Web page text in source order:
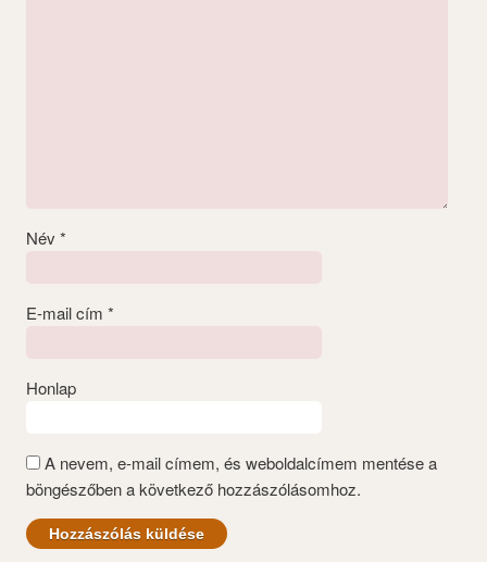
Név *
E-mail cím *
Honlap
A nevem, e-mail címem, és weboldalcímem mentése a
böngészőben a következő hozzászólásomhoz.